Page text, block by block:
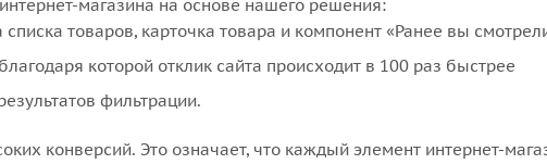
магазина на основе нашего решения:
товаров, карточка товара и компонент «Ранее вы
которой отклик сайта происходит в 100 раз быстрее
фильтрации.
конверсий. Это означает, что каждый элемент интернет-